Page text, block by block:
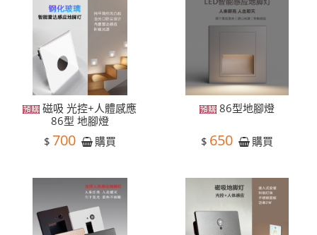
磁吸 光控+人體感應
86型 地腳燈
$ 700 購買
86型地腳燈
$ 650 購買